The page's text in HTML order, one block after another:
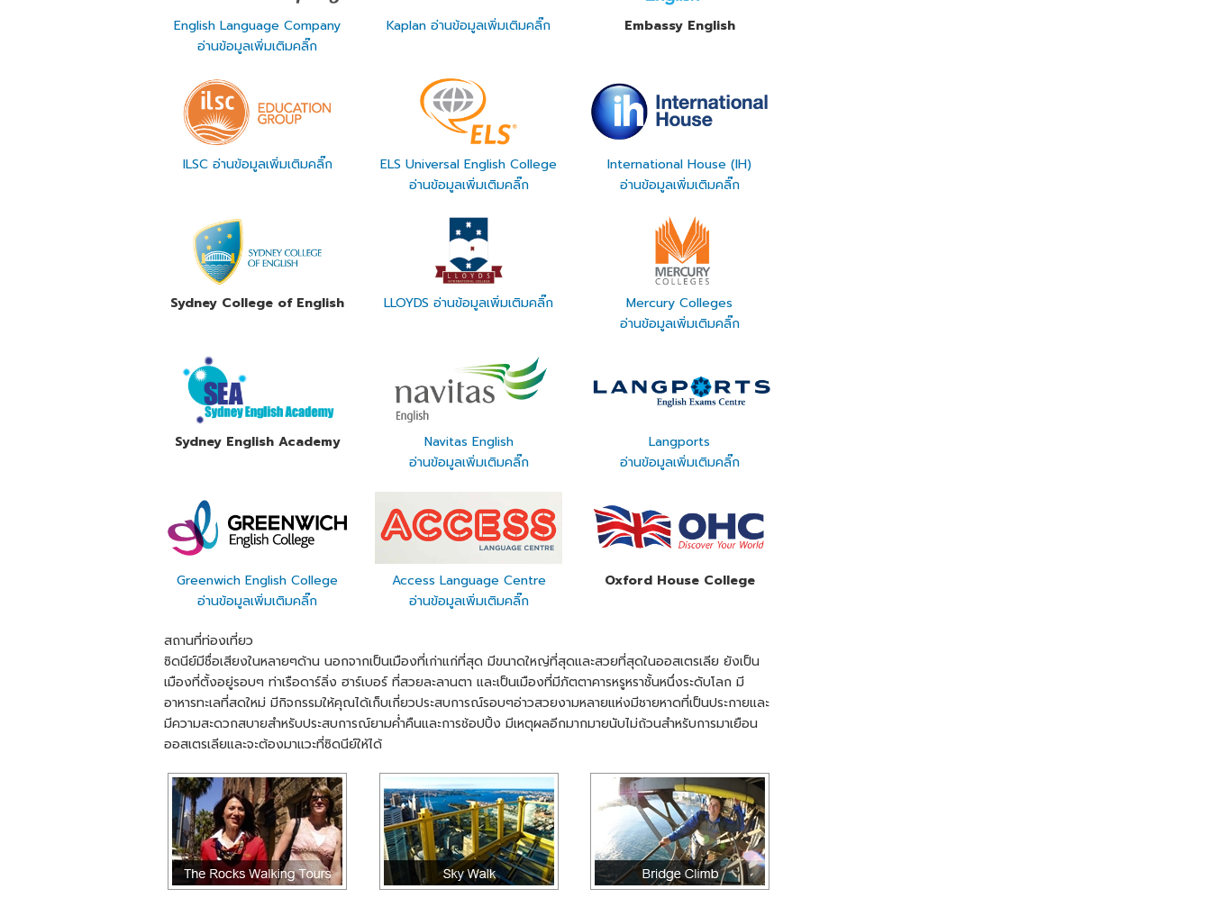
English Language Company
อ่านข้อมูลเพิ่มเติมคลิ๊ก
Kaplan อ่านข้อมูลเพิ่มเติมคลิ๊ก Embassy English
ILSC อ่านข้อมูลเพิ่มเติมคลิ๊ก
ELS Universal English College
อ่านข้อมูลเพิ่มเติมคลิ๊ก
International House (IH)
อ่านข้อมูลเพิ่มเติมคลิ๊ก
Sydney College of English LLOYDS อ่านข้อมูลเพิ่มเติมคลิ๊ก
Mercury Colleges
อ่านข้อมูลเพิ่มเติมคลิ๊ก
Sydney English Academy
Navitas English
อ่านข้อมูลเพิ่มเติมคลิ๊ก
Langports
อ่านข้อมูลเพิ่มเติมคลิ๊ก
Greenwich English College
อ่านข้อมูลเพิ่มเติมคลิ๊ก
Access Language Centre
อ่านข้อมูลเพิ่มเติมคลิ๊ก
Oxford House College
สถานที่ท่องเที่ยว
ซิดนีย์มีชื่อเสียงในหลายๆด้าน นอกจากเป็นเมืองที่เก่าแก่ที่สุด มีขนาดใหญ่ที่สุดและสวยที่สุดในออสเตรเลีย ยังเป็น
เมืองที่ตั้งอยู่รอบๆ ท่าเรือดาร์ลิ่ง ฮาร์เบอร์ ที่สวยละลานตา และเป็นเมืองที่มีภัตตาคารหรูหราชั้นหนึ่งระดับโลก มี
อาหารทะเลที่สดใหม่ มีกิจกรรมให้คุณได้เก็บเกี่ยวประสบการณ์รอบๆอ่าวสวยงามหลายแห่งมีชายหาดที่เป็นประกายและ
มีความสะดวกสบายสำหรับประสบการณ์ยามค่ำคืนและการช้อปปิ้ง มีเหตุผลอีกมากมายนับไม่ถ้วนสำหรับการมาเยือน
ออสเตรเลียและจะต้องมาแวะที่ซิดนีย์ให้ได้